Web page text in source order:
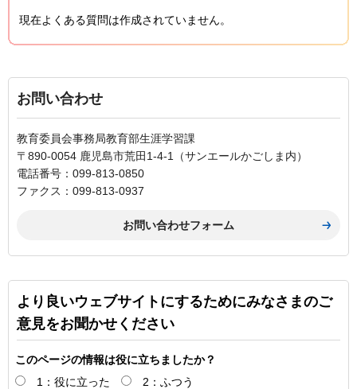
現在よくある質問は作成されていません。
お問い合わせ
教育委員会事務局教育部生涯学習課
〒890-0054 鹿児島市荒田1-4-1（サンエールかごしま内）
電話番号：099-813-0850
ファクス：099-813-0937
より良いウェブサイトにするためにみなさまのご
意見をお聞かせください
このページの情報は役に立ちましたか？
1：役に立った
2：ふつう